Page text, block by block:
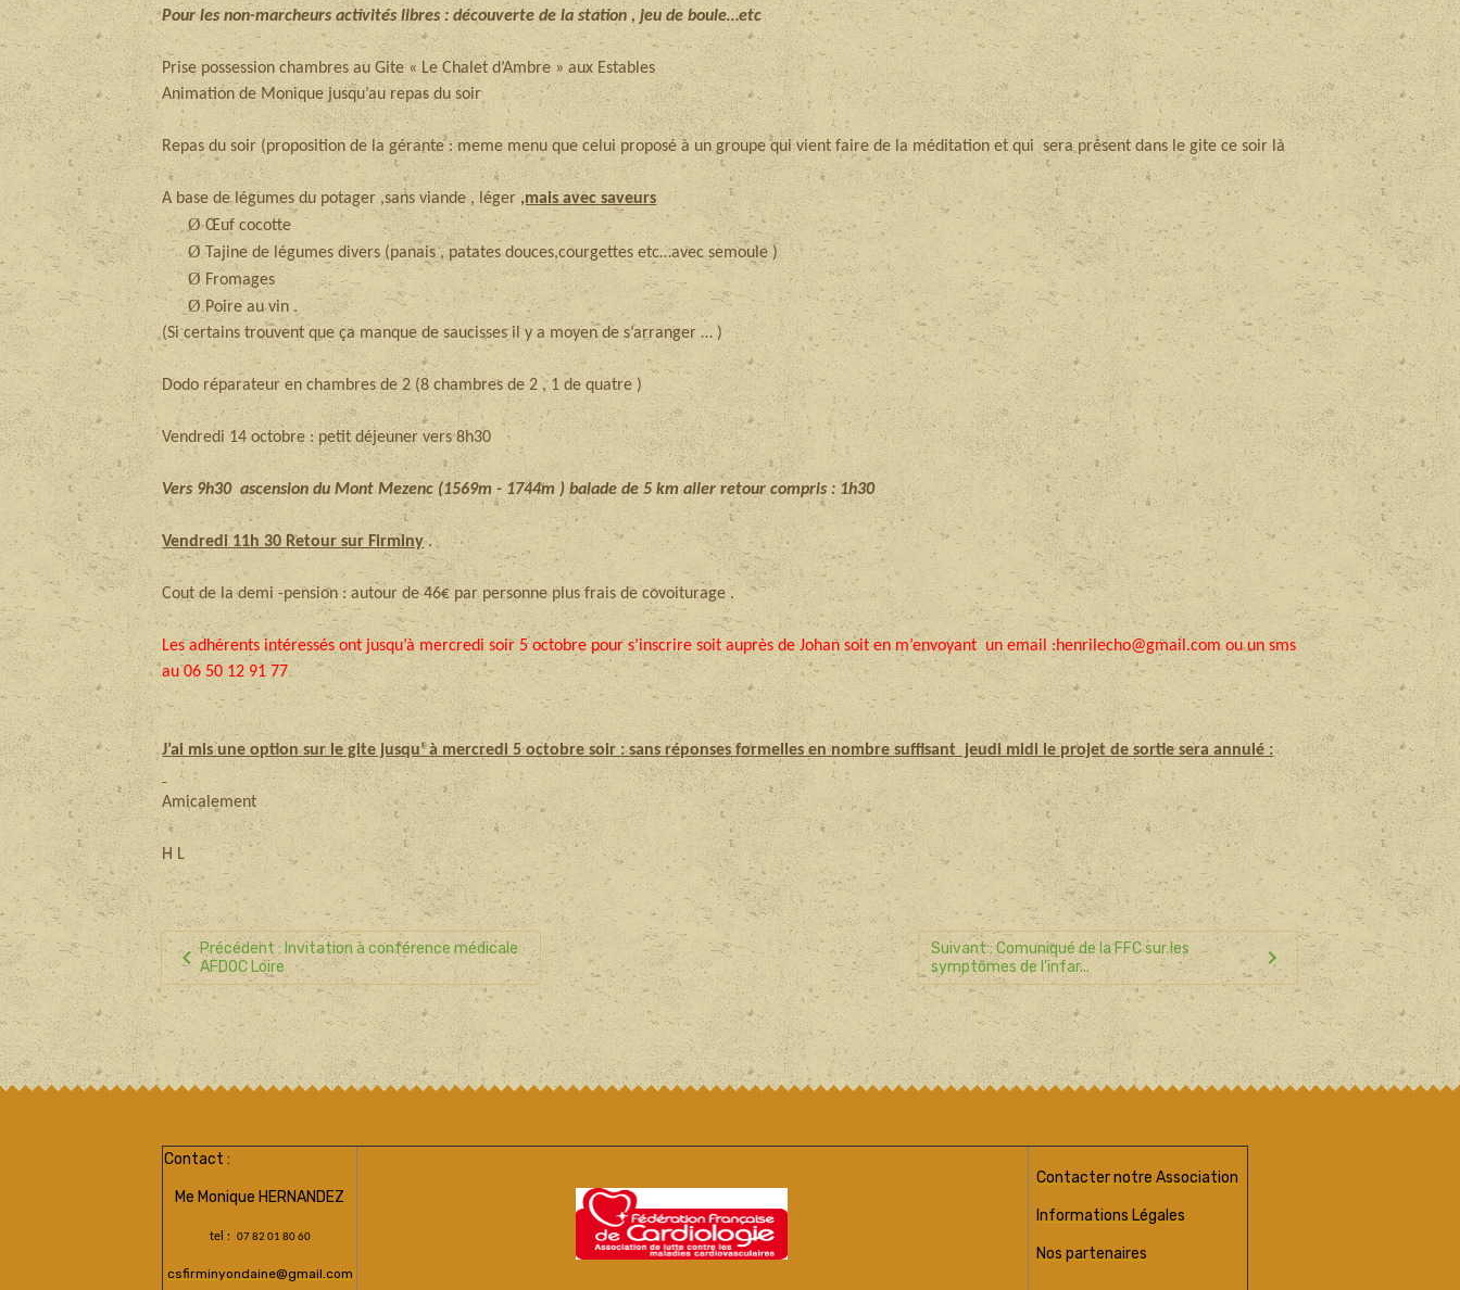
Pour les non-marcheurs activités libres : découverte de la station , jeu de boule…etc
Prise possession chambres au Gite « Le Chalet d’Ambre » aux Estables
Animation de Monique jusqu’au repas du soir
Repas du soir (proposition de la gérante : meme menu que celui proposé à un groupe qui vient faire de la méditation et qui sera présent dans le gite ce soir là
A base de légumes du potager ,sans viande , léger,mais avec saveurs
Ø Œuf cocotte
Ø Tajine de légumes divers (panais , patates douces,courgettes etc…avec semoule )
Ø Fromages
Ø Poire au vin .
(Si certains trouvent que ça manque de saucisses il y a moyen de s’arranger … )
Dodo réparateur en chambres de 2 (8 chambres de 2 , 1 de quatre )
Vendredi 14 octobre : petit déjeuner vers 8h30
Vers 9h30 ascension du Mont Mezenc (1569m - 1744m ) balade de 5 km aller retour compris : 1h30
Vendredi 11h 30 Retour sur Firminy.
Cout de la demi -pension : autour de 46€ par personne plus frais de covoiturage .
Les adhérents intéressés ont jusqu’à mercredi soir 5 octobre pour s’inscrire soit auprès de Johan soit en m’envoyant un email :henrilecho@gmail.com ou un sms
au 06 50 12 91 77
J’ai mis une option sur le gite jusqu’ à mercredi 5 octobre soir : sans réponses formelles en nombre suffisant jeudi midi le projet de sortie sera annulé :
Amicalement
H L
Précédent : Invitation à conférence médicale
AFDOC Loire
Suivant : Comuniqué de la FFC sur les
symptômes de l’infar...
Contact :
Me Monique HERNANDEZ
tel : 07 82 01 80 60
csfirminyondaine@gmail.com
Contacter notre Association
Informations Légales
Nos partenaires